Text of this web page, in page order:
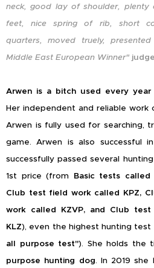
neck, good lay of shoulder,
feet, nice spring of rib, short
quarters, moved truely,
Middle East European Winner"
Arwen is a bitch used every year
Her independent and reliable work
Arwen is fully used for searching,
game. Arwen is also successful
successfully passed several
1st price (from Basic tests called
Club test field work called KPZ,
work called KZVP, and Club
KLZ), even the highest hunting test
all purpose test"). She holds the
purpose hunting dog. In 2019